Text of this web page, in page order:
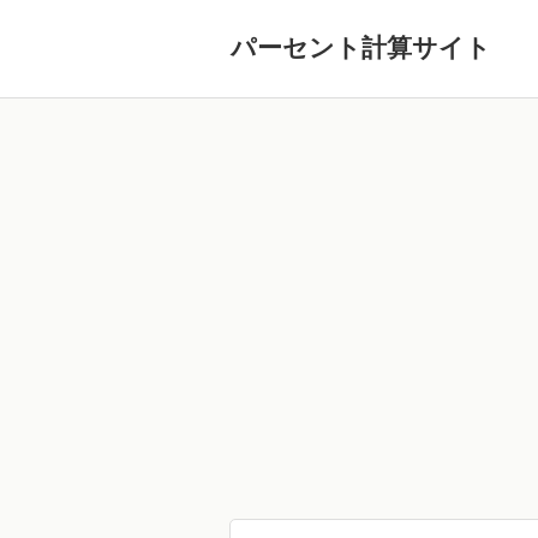
パーセント計算サイト